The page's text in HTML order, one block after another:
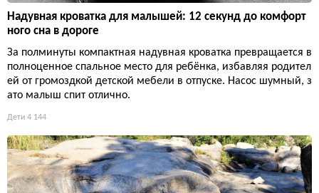
Надувная кроватка для малышей: 12 секунд до комфорт
ного сна в дороге
За полминуты компактная надувная кроватка превращается в
полноценное спальное место для ребёнка, избавляя родител
ей от громоздкой детской мебели в отпуске. Насос шумный, з
ато малыш спит отлично.
Дети 4 144